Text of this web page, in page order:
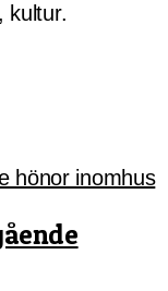
kultur.